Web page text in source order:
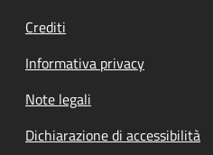
Crediti
Informativa privacy
Note legali
Dichiarazione di accessibilità